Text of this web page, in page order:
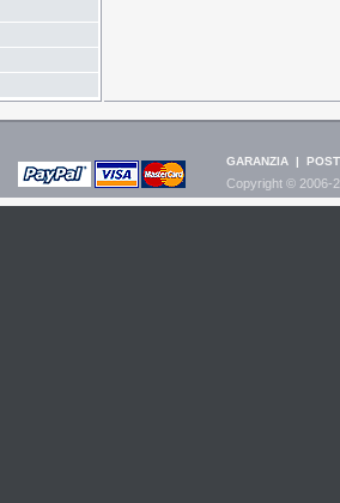
GARANZIA |
Copyright © 2006-